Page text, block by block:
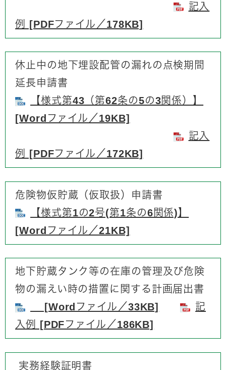
記入
例 [PDFファイル／178KB]
休止中の地下埋設配管の漏れの点検期間
延長申請書
【様式第43（第62条の5の3関係）】
[Wordファイル／19KB]
記入
例 [PDFファイル／172KB]
危険物仮貯蔵（仮取扱）申請書
【様式第1の2号(第1条の6関係)】
[Wordファイル／21KB]
地下貯蔵タンク等の在庫の管理及び危険
物の漏えい時の措置に関する計画届出書
[Wordファイル／33KB]
記
入例 [PDFファイル／186KB]
実務経験証明書